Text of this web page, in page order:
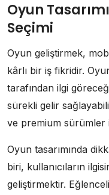
Oyun
Seçimi
Oyun geliştirmek,
kârlı bir iş fikridir.
tarafından ilgi
sürekli gelir
ve premium sürümler
Oyun tasarımında
biri, kullanıcıların
geliştirmektir.